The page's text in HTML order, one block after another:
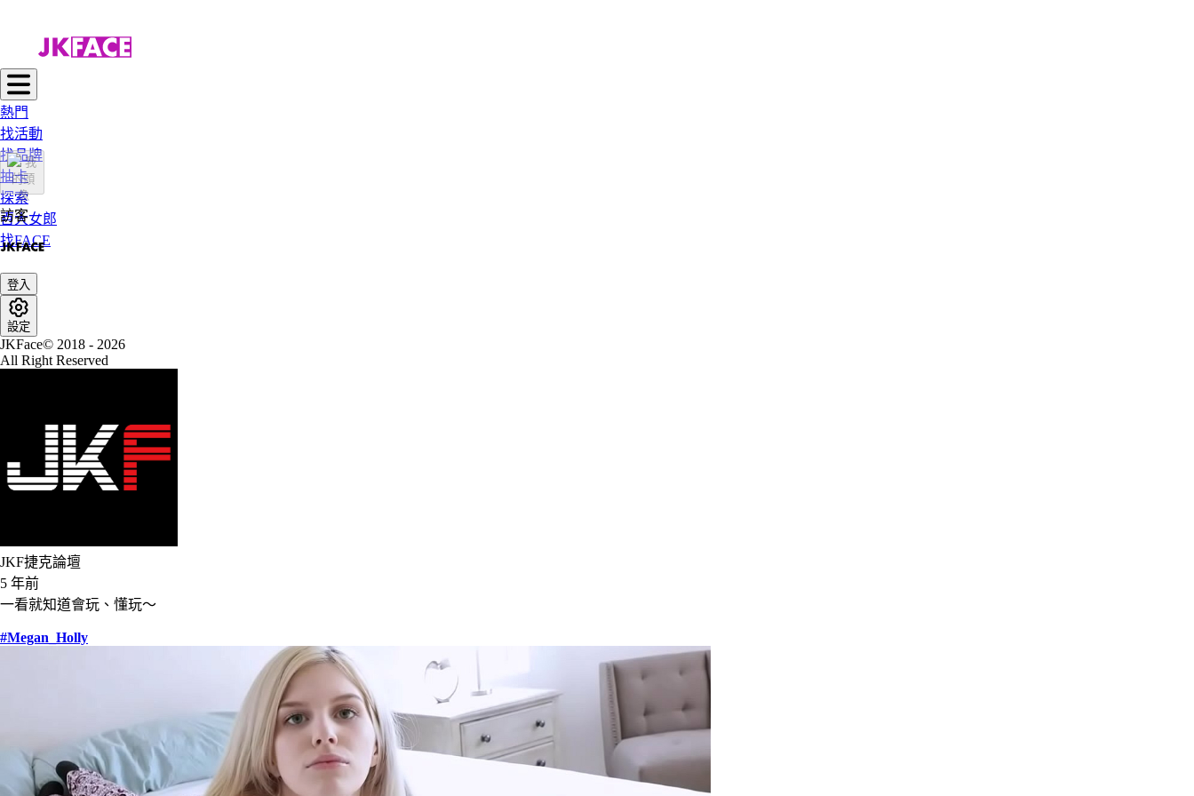
熱門
找活動
找品牌
抽卡
探索
百大女郎
找FACE
訪客
登入
設定
JKFace© 2018 - 2026
All Right Reserved
JKF捷克論壇
5 年前
一看就知道會玩、懂玩～
#Megan_Holly